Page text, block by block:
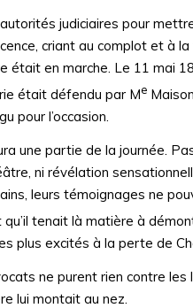
autorités judiciaires pour
criant au complot et à
était en marche. Le 11 mai
était défendu par Me
pour l’occasion.
une partie de la journée.
ni révélation
leurs témoignages ne
tenait là matière à
plus excités à la perte de
ne purent rien contre
lui montait au nez.